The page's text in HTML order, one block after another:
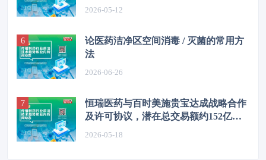
2026-05-12
论医药洁净区空间消毒 / 灭菌的常用方
法
2026-06-26
恒瑞医药与百时美施贵宝达成战略合作
及许可协议，潜在总交易额约152亿美
2026-05-18